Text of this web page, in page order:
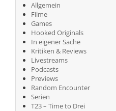
Allgemein
Filme
Games
Hooked Originals
In eigener Sache
Kritiken & Reviews
Livestreams
Podcasts
Previews
Random Encounter
Serien
T23 – Time to Drei